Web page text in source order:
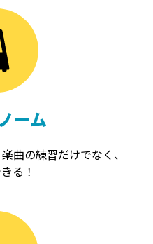
ーム
曲の練習だけでなく、
る！